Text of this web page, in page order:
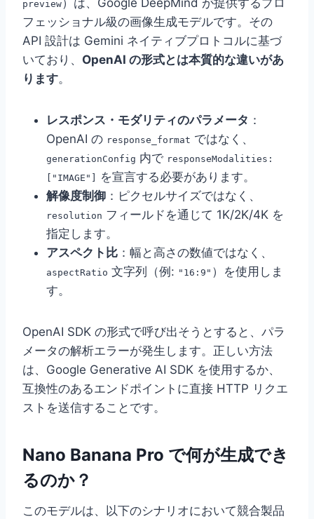
preview）は、Google DeepMind が提供するプロ
フェッショナル級の画像生成モデルです。その
API 設計は Gemini ネイティブプロトコルに基づ
いており、 OpenAI の形式とは本質的な違いがあ
ります。
レスポンス・モダリティのパラメータ ：
OpenAI の response_format ではなく、
generationConfig 内で responseModalities:
["IMAGE"]
を宣言する必要があります。
解像度制御 ：ピクセルサイズではなく、
resolution フィールドを通じて 1K/2K/4K を
指定します。
アスペクト比 ：幅と高さの数値ではなく、
aspectRatio 文字列（例: "16:9" ）を使用しま
す。
OpenAI SDK の形式で呼び出そうとすると、パラ
メータの解析エラーが発生します。正しい方法
は、Google Generative AI SDK を使用するか、
互換性のあるエンドポイントに直接 HTTP リクエ
ストを送信することです。
Nano Banana Pro で何が生成でき
るのか？
このモデルは、以下のシナリオにおいて競合製品